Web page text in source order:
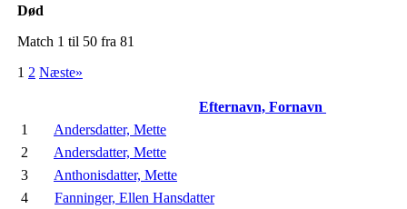
Død
Match 1 til 50 fra 81
1 2 Næste»
Efternavn, Fornavn
1
Andersdatter, Mette
2
Andersdatter, Mette
3
Anthonisdatter, Mette
4
Fanninger, Ellen Hansdatter